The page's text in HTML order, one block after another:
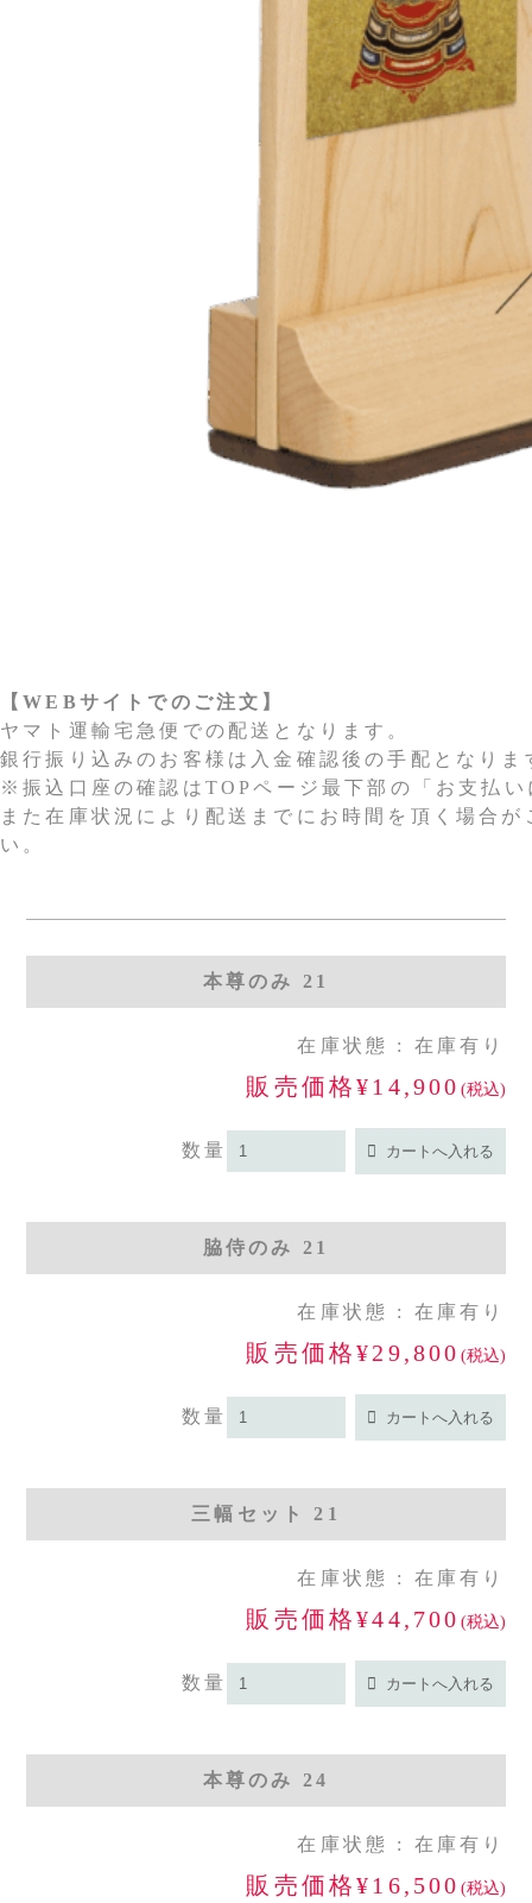
【WEBサイトでのご注文】
ヤマト運輸宅急便での配送となります。
銀行振り込みのお客様は入金確認後の手配となりま
※振込口座の確認はTOPページ最下部の「お支払
また在庫状況により配送までにお時間を頂く場合
い。
本尊のみ 21
在庫状態 : 在庫有り
販売価格¥14,900 (税込)
数量
脇侍のみ 21
在庫状態 : 在庫有り
販売価格¥29,800 (税込)
数量
三幅セット 21
在庫状態 : 在庫有り
販売価格¥44,700 (税込)
数量
本尊のみ 24
在庫状態 : 在庫有り
販売価格¥16,500 (税込)